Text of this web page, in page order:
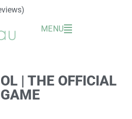
MENU
| THE OFFICIAL
GAME